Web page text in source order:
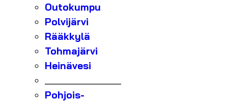
Outokumpu
Polvijärvi
Rääkkylä
Tohmajärvi
Heinävesi
Pohjois-